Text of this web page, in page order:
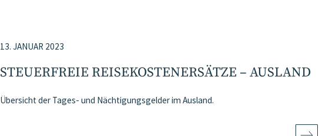
13. JANUAR 2023
STEUERFREIE REISEKOSTENERSÄTZE – AUSLAND
Übersicht der Tages- und Nächtigungsgelder im Ausland.